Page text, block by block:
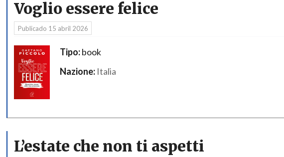
Voglio essere felice
Publicado 15 abril 2026
Tipo:book
Nazione: Italia
L’estate che non ti aspetti